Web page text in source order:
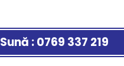
Sună : 0769 337 219